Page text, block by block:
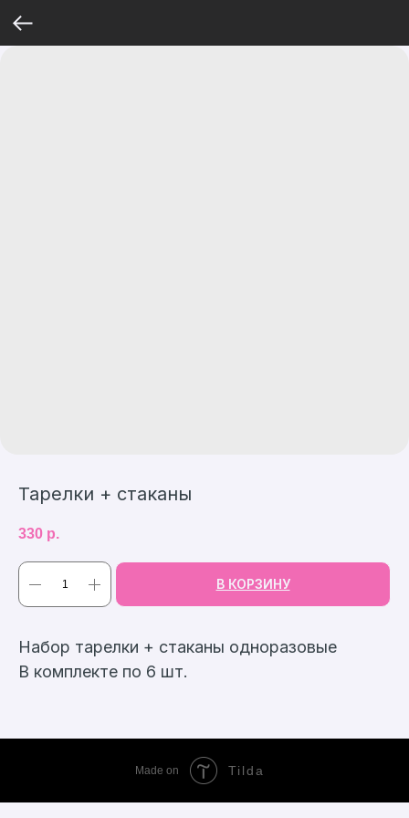
Тарелки + стаканы
330 р.
В КОРЗИНУ
Набор тарелки + стаканы одноразовые
В комплекте по 6 шт.
Made on Tilda